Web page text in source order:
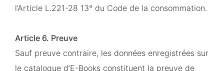
l’Article L.221-28 13° du Code de la consommation.
Article 6. Preuve
Sauf preuve contraire, les données enregistrées sur
le catalogue d’E-Books constituent la preuve de